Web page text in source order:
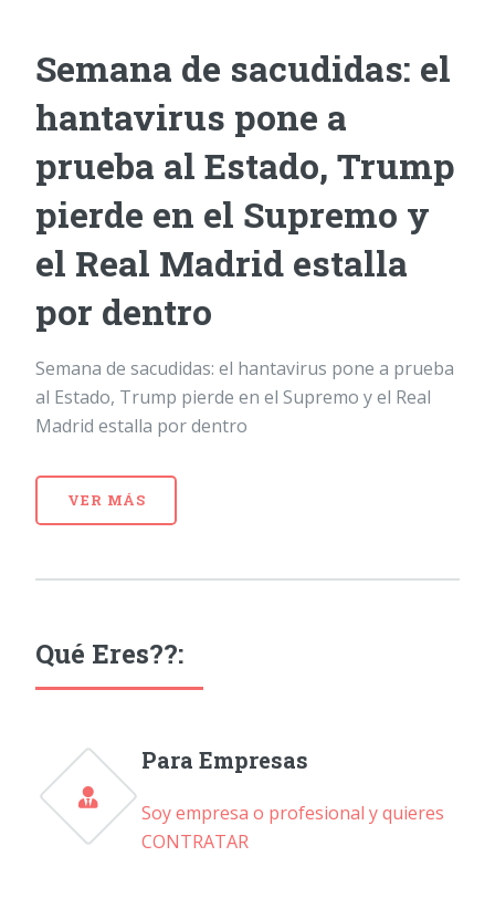
Semana de sacudidas: el
hantavirus pone a
prueba al Estado, Trump
pierde en el Supremo y
el Real Madrid estalla
por dentro
Semana de sacudidas: el hantavirus pone a prueba
al Estado, Trump pierde en el Supremo y el Real
Madrid estalla por dentro
VER MÁS
Qué Eres??:
Para Empresas
Soy empresa o profesional y quieres
CONTRATAR